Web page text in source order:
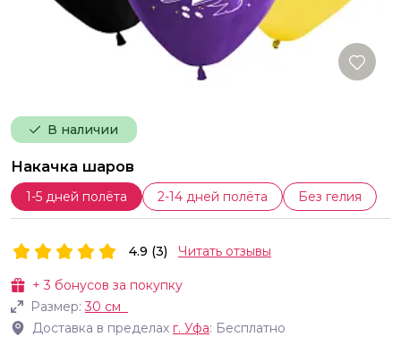
В наличии
Накачка шаров
1-5 дней полёта 2-14 дней полёта Без гелия
+3 бонусов за покупку
Размер:30 см
Доставка в пределах г. Уфа: Бесплатно
4.9 (3) Читать отзывы